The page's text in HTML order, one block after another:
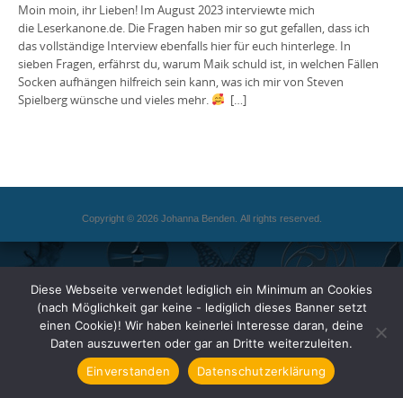
Moin moin, ihr Lieben! Im August 2023 interviewte mich
die Leserkanone.de. Die Fragen haben mir so gut gefallen, dass ich
das vollständige Interview ebenfalls hier für euch hinterlege. In
sieben Fragen, erfährst du, warum Maik schuld ist, in welchen Fällen
Socken aufhängen hilfreich sein kann, was ich mir von Steven
Spielberg wünsche und vieles mehr.
[…]
Copyright © 2026 Johanna Benden. All rights reserved.
Diese Webseite verwendet lediglich ein Minimum an Cookies
(nach Möglichkeit gar keine - lediglich dieses Banner setzt
einen Cookie)! Wir haben keinerlei Interesse daran, deine
Daten auszuwerten oder gar an Dritte weiterzuleiten.
Einverstanden
Datenschutzerklärung